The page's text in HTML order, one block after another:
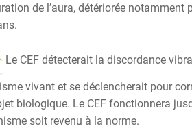
de l’aura, détériorée
Le CEF détecterait la discordance
vivant et se déclencherait pour
biologique. Le CEF fonctionnera
soit revenu à la norme.